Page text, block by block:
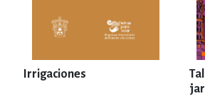
Irrigaciones